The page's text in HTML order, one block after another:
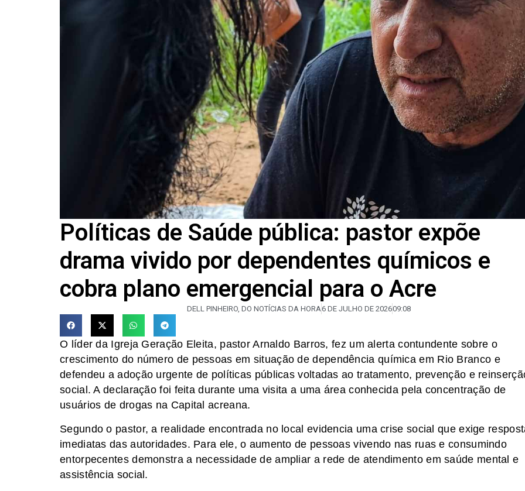
Políticas de Saúde pública: pastor expõe
drama vivido por dependentes químicos e
cobra plano emergencial para o Acre
DELL PINHEIRO, DO NOTÍCIAS DA HORA6 DE JULHO DE 202609:08
O líder da Igreja Geração Eleita, pastor Arnaldo Barros, fez um alerta contundente sobre o
crescimento do número de pessoas em situação de dependência química em Rio Branco e
defendeu a adoção urgente de políticas públicas voltadas ao tratamento, prevenção e
social. A declaração foi feita durante uma visita a uma área conhecida pela concentração de
usuários de drogas na Capital acreana.
Segundo o pastor, a realidade encontrada no local evidencia uma crise social que exige
imediatas das autoridades. Para ele, o aumento de pessoas vivendo nas ruas e consumindo
entorpecentes demonstra a necessidade de ampliar a rede de atendimento em saúde mental e
assistência social.